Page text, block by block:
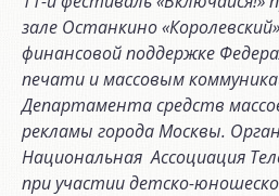
зале Останкино
финансовой поддержке
печати и массовым
Департамента средств
рекламы города Москвы.
Национальная Ассоциация
при участии детско-